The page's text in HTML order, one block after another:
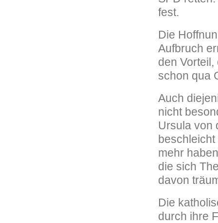
fest.
Die
Aufbruch
den
schon qua
Auch
nicht
Ursula von
mehr
die sich
davon
Die
durch ihre